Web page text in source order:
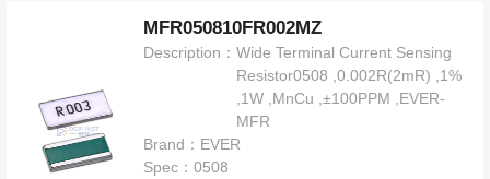
MFR050810FR002MZ
Description：Wide Terminal Current Sensing
Resistor0508 ,0.002R(2mR) ,1%
,1W ,MnCu ,±100PPM ,EVER-
MFR
Brand： EVER
Spec：0508